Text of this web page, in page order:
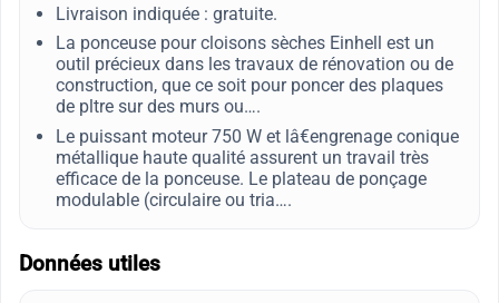
Livraison indiquée : gratuite.
La ponceuse pour cloisons sèches Einhell est un
outil précieux dans les travaux de rénovation ou de
construction, que ce soit pour poncer des plaques
de pltre sur des murs ou….
Le puissant moteur 750 W et lâ€engrenage conique
métallique haute qualité assurent un travail très
efficace de la ponceuse. Le plateau de ponçage
modulable (circulaire ou tria….
Données utiles